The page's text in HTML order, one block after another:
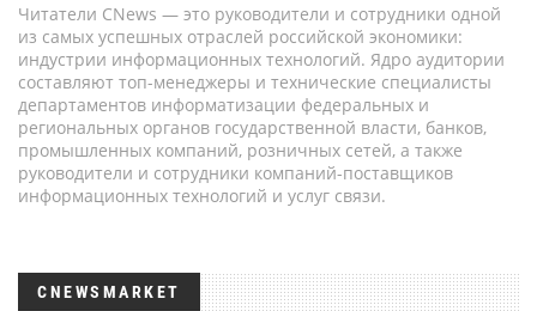
Читатели CNews — это руководители и сотрудники одной
из самых успешных отраслей российской экономики:
индустрии информационных технологий. Ядро аудитории
составляют топ-менеджеры и технические специалисты
департаментов информатизации федеральных и
региональных органов государственной власти, банков,
промышленных компаний, розничных сетей, а также
руководители и сотрудники компаний-поставщиков
информационных технологий и услуг связи.
CNEWSMARKET